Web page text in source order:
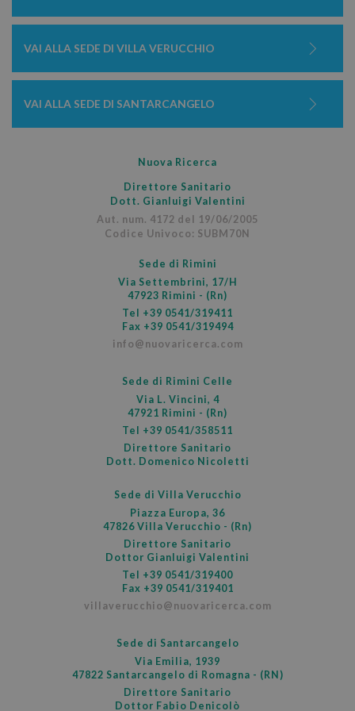
VAI ALLA SEDE DI VILLA VERUCCHIO
VAI ALLA SEDE DI SANTARCANGELO
Nuova Ricerca
Direttore Sanitario
Dott. Gianluigi Valentini
Aut. num. 4172 del 19/06/2005
Codice Univoco: SUBM70N
Sede di Rimini
Via Settembrini, 17/H
47923 Rimini - (Rn)
Tel +39 0541/319411
Fax +39 0541/319494
info@nuovaricerca.com
Sede di Rimini Celle
Via L. Vincini, 4
47921 Rimini - (Rn)
Tel +39 0541/358511
Direttore Sanitario
Dott. Domenico Nicoletti
Sede di Villa Verucchio
Piazza Europa, 36
47826 Villa Verucchio - (Rn)
Direttore Sanitario
Dottor Gianluigi Valentini
Tel +39 0541/319400
Fax +39 0541/319401
villaverucchio@nuovaricerca.com
Sede di Santarcangelo
Via Emilia, 1939
47822 Santarcangelo di Romagna - (RN)
Direttore Sanitario
Dottor Fabio Denicolò
ytidb::LAST_RESULT_ENTRY_KEY
_dc_gtm_UA-37103583-1
PHPSESSID
PHP.net
www.nuovaricerca.com
Google Privacy Policy